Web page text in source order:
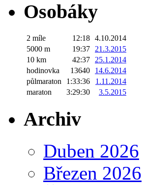
Osobáky
2 míle 12:18 4.10.2014
5000 m
19:37
21.3.2015
10 km
42:37
25.1.2014
hodinovka
13640
14.6.2014
půlmaraton
1:33:36
1.11.2014
maraton
3:29:30 3.5.2015
Archiv
Duben 2026
Březen 2026